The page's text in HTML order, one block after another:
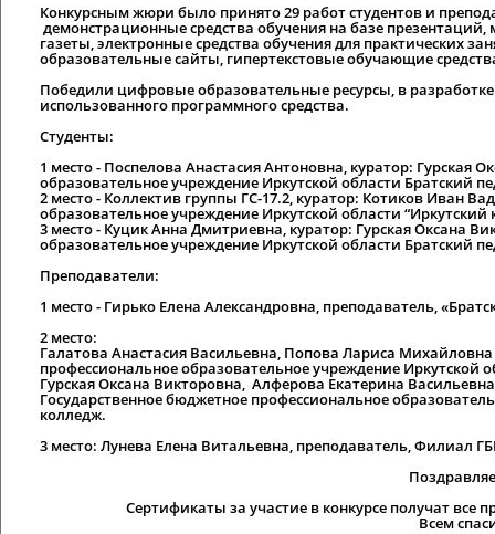
Конкурсным жюри было принято 29 работ студентов и
демонстрационные средства обучения на базе
газеты, электронные средства обучения для практических
образовательные сайты, гипертекстовые обучающие
Победили цифровые образовательные ресурсы, в
использованного программного средства.
Студенты:
1 место- Поспелова Анастасия Антоновна, куратор: Гурская
образовательное учреждение Иркутской области Братский
2 место- Коллектив группы ГС-17.2, куратор: Котиков Иван
образовательное учреждение Иркутской области
3 место- Куцик Анна Дмитриевна, куратор: Гурская Оксана
образовательное учреждение Иркутской области Братский
Преподаватели:
1 место- Гирько Елена Александровна, преподаватель,
2 место:
Галатова Анастасия Васильевна, Попова Лариса
профессиональное образовательное учреждение Иркутской
Гурская Оксана Викторовна, Алферова Екатерина
Государственное бюджетное профессиональное
колледж.
3 место: Лунева Елена Витальевна, преподаватель, Филиал
Сертификаты за участие в конкурсе получат все
Всем